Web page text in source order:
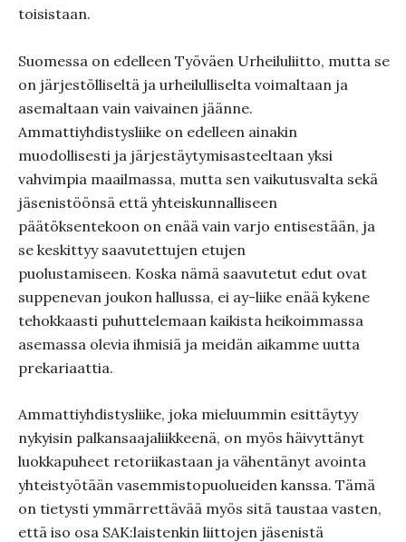
toisistaan.
Suomessa on edelleen Työväen Urheiluliitto, mutta se
on järjestölliseltä ja urheilulliselta voimaltaan ja
asemaltaan vain vaivainen jäänne.
Ammattiyhdistysliike on edelleen ainakin
muodollisesti ja järjestäytymisasteeltaan yksi
vahvimpia maailmassa, mutta sen vaikutusvalta sekä
jäsenistöönsä että yhteiskunnalliseen
päätöksentekoon on enää vain varjo entisestään, ja
se keskittyy saavutettujen etujen
puolustamiseen. Koska nämä saavutetut edut ovat
suppenevan joukon hallussa, ei ay-liike enää kykene
tehokkaasti puhuttelemaan kaikista heikoimmassa
asemassa olevia ihmisiä ja meidän aikamme uutta
prekariaattia.
Ammattiyhdistysliike, joka mieluummin esittäytyy
nykyisin palkansaajaliikkeenä, on myös häivyttänyt
luokkapuheet retoriikastaan ja vähentänyt avointa
yhteistyötään vasemmistopuolueiden kanssa. Tämä
on tietysti ymmärrettävää myös sitä taustaa vasten,
että iso osa SAK:laistenkin liittojen jäsenistä